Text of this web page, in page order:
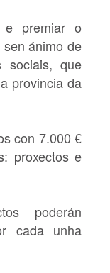
premiar o
ánimo de
sociais, que
provincia da
con 7.000 €
proxectos e
poderán
cada unha